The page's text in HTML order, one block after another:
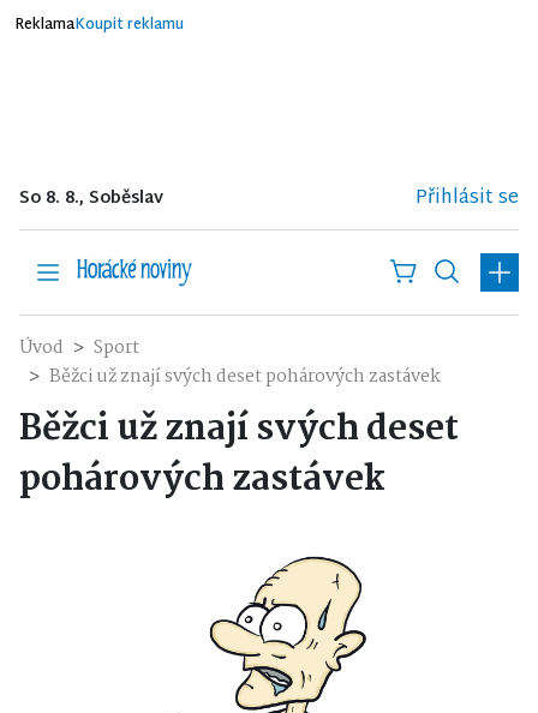
ReklamaKoupit reklamu
So 8. 8., Soběslav Přihlásit se
Úvod
Sport
Běžci už znají svých deset pohárových zastávek
Běžci už znají svých deset
pohárových zastávek